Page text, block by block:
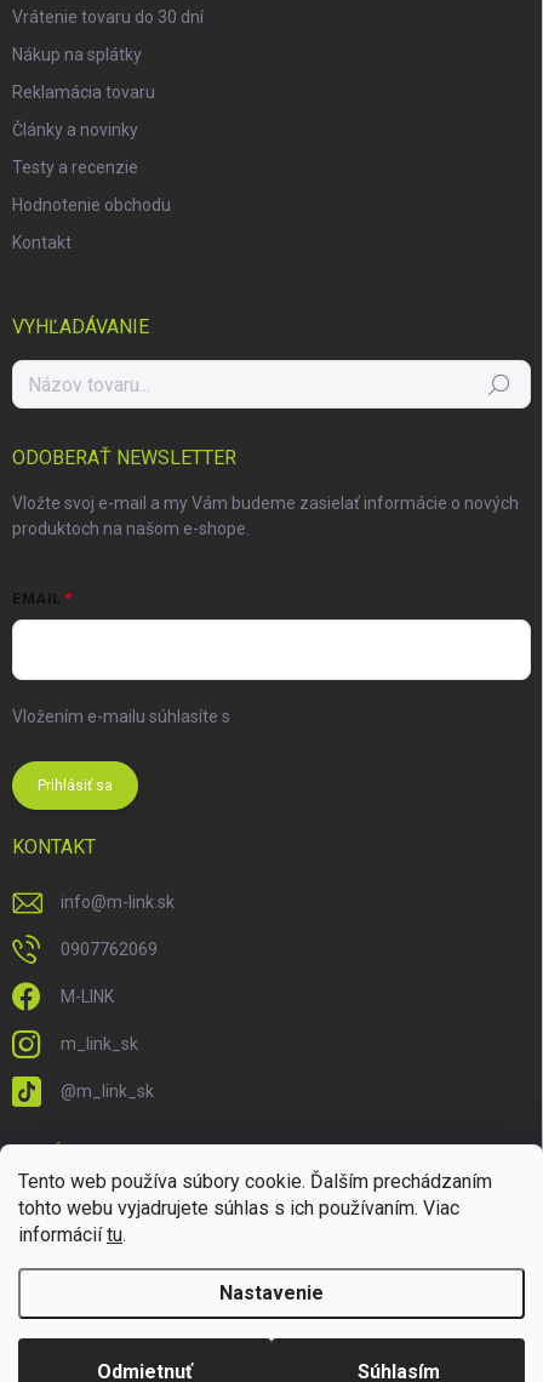
Tento web používa súbory cookie. Ďalším prechádzaním
tohto webu vyjadrujete súhlas s ich používaním. Viac
informáciítu.
Nastavenie
Odmietnuť Súhlasím
Vrátenie tovaru do 30 dní
Nákup na splátky
Reklamácia tovaru
Články a novinky
Testy a recenzie
Hodnotenie obchodu
Kontakt
VYHĽADÁVANIE
Hľadať
ODOBERAŤ NEWSLETTER
Vložte svoj e-mail a my Vám budeme zasielať informácie o nových
produktoch na našom e-shope.
EMAIL
Vložením e-mailu súhlasíte s
Prihlásiť sa
KONTAKT
info@m-link.sk
0907762069
M-LINK
m_link_sk
@m_link_sk
Copyright 2026M-LINK.sk. Všetky práva vyhradené.Upraviť nastavenie